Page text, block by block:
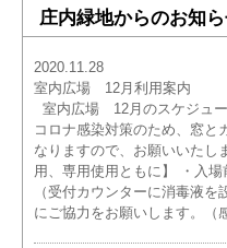
庄内緑地からのお知
2020.11.28
室内広場 12月利用案内
室内広場 12月のスケジュー
コロナ感染対策のため、窓と
なりますので、お願いいた
用、専用使用ともに】 ・入場
（受付カウンターに消毒液
にご協力をお願いします。（